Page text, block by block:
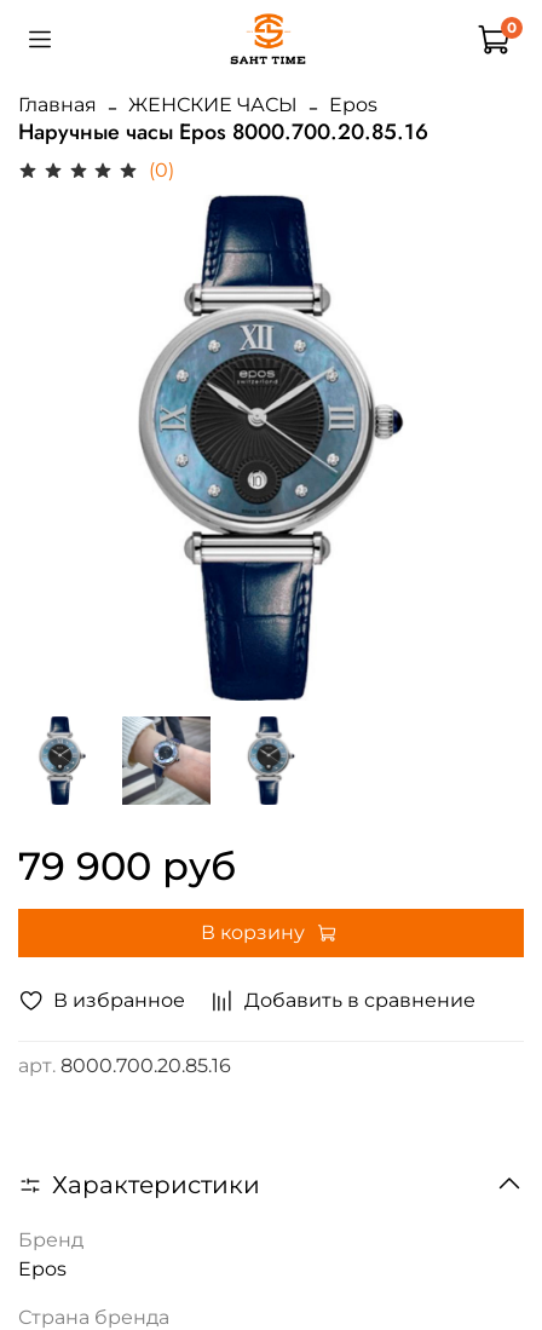
0
Главная ЖЕНСКИЕ ЧАСЫ Epos
Наручные часы Epos 8000.700.20.85.16
(0)
В избранное Добавить в сравнение
арт. 8000.700.20.85.16
79 900 руб
В корзину
Характеристики
Бренд
Epos
Страна бренда